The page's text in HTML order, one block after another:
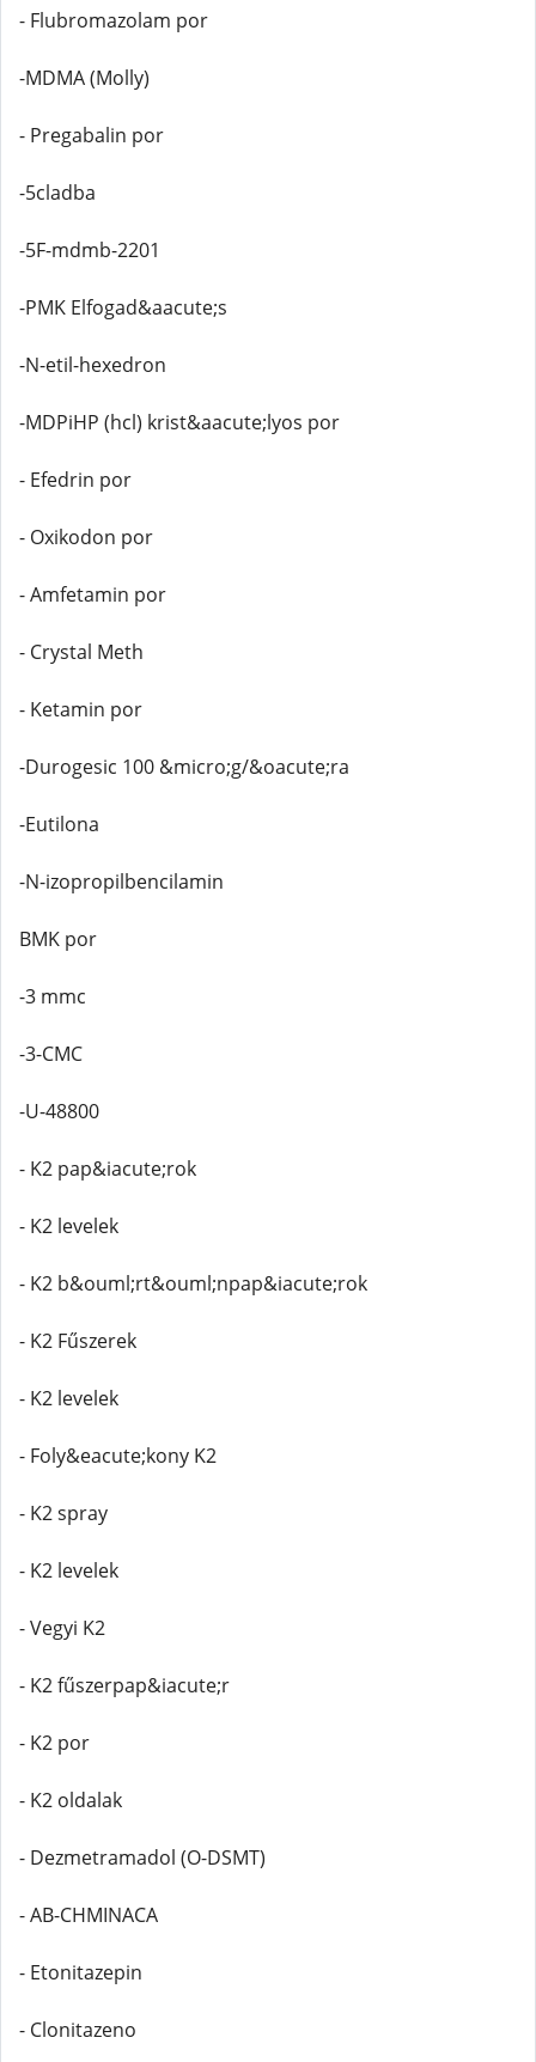
- Flubromazolam por
-MDMA (Molly)
- Pregabalin por
-5cladba
-5F-mdmb-2201
-PMK Elfogad&aacute;s
-N-etil-hexedron
-MDPiHP (hcl) krist&aacute;lyos por
- Efedrin por
- Oxikodon por
- Amfetamin por
- Crystal Meth
- Ketamin por
-Durogesic 100 &micro;g/&oacute;ra
-Eutilona
-N-izopropilbencilamin
BMK por
-3 mmc
-3-CMC
-U-48800
- K2 pap&iacute;rok
- K2 levelek
- K2 b&ouml;rt&ouml;npap&iacute;rok
- K2 Fűszerek
- K2 levelek
- Foly&eacute;kony K2
- K2 spray
- K2 levelek
- Vegyi K2
- K2 fűszerpap&iacute;r
- K2 por
- K2 oldalak
- Dezmetramadol (O-DSMT)
- AB-CHMINACA
- Etonitazepin
- Clonitazeno